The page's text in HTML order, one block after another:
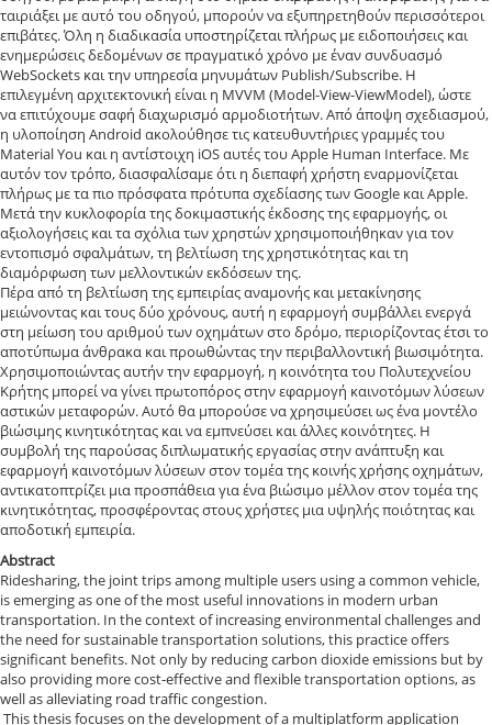
ταιριάξει με αυτό του οδηγού, μπορούν να εξυπηρετηθούν περισσότεροι
επιβάτες. Όλη η διαδικασία υποστηρίζεται πλήρως με ειδοποιήσεις και
ενημερώσεις δεδομένων σε πραγματικό χρόνο με έναν συνδυασμό
WebSockets και την υπηρεσία μηνυμάτων Publish/Subscribe. Η
επιλεγμένη αρχιτεκτονική είναι η MVVM (Model-View-ViewModel), ώστε
να επιτύχουμε σαφή διαχωρισμό αρμοδιοτήτων. Από άποψη σχεδιασμού,
η υλοποίηση Android ακολούθησε τις κατευθυντήριες γραμμές του
Material You και η αντίστοιχη iOS αυτές του Apple Human Interface. Με
αυτόν τον τρόπο, διασφαλίσαμε ότι η διεπαφή χρήστη εναρμονίζεται
πλήρως με τα πιο πρόσφατα πρότυπα σχεδίασης των Google και Apple.
Μετά την κυκλοφορία της δοκιμαστικής έκδοσης της εφαρμογής, οι
αξιολογήσεις και τα σχόλια των χρηστών χρησιμοποιήθηκαν για τον
εντοπισμό σφαλμάτων, τη βελτίωση της χρηστικότητας και τη
διαμόρφωση των μελλοντικών εκδόσεων της.
Πέρα από τη βελτίωση της εμπειρίας αναμονής και μετακίνησης
μειώνοντας και τους δύο χρόνους, αυτή η εφαρμογή συμβάλλει ενεργά
στη μείωση του αριθμού των οχημάτων στο δρόμο, περιορίζοντας έτσι το
αποτύπωμα άνθρακα και προωθώντας την περιβαλλοντική βιωσιμότητα.
Χρησιμοποιώντας αυτήν την εφαρμογή, η κοινότητα του Πολυτεχνείου
Κρήτης μπορεί να γίνει πρωτοπόρος στην εφαρμογή καινοτόμων λύσεων
αστικών μεταφορών. Αυτό θα μπορούσε να χρησιμεύσει ως ένα μοντέλο
βιώσιμης κινητικότητας και να εμπνεύσει και άλλες κοινότητες. Η
συμβολή της παρούσας διπλωματικής εργασίας στην ανάπτυξη και
εφαρμογή καινοτόμων λύσεων στον τομέα της κοινής χρήσης οχημάτων,
αντικατοπτρίζει μια προσπάθεια για ένα βιώσιμο μέλλον στον τομέα της
κινητικότητας, προσφέροντας στους χρήστες μια υψηλής ποιότητας και
αποδοτική εμπειρία.
Abstract
Ridesharing, the joint trips among multiple users using a common vehicle,
is emerging as one of the most useful innovations in modern urban
transportation. In the context of increasing environmental challenges and
the need for sustainable transportation solutions, this practice offers
significant benefits. Not only by reducing carbon dioxide emissions but by
also providing more cost-effective and flexible transportation options, as
well as alleviating road traffic congestion.
This thesis focuses on the development of a multiplatform application